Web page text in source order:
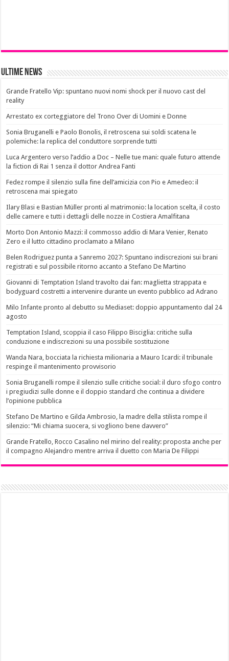
Ultime News
Grande Fratello Vip: spuntano nuovi nomi shock per il nuovo cast del
reality
Arrestato ex corteggiatore del Trono Over di Uomini e Donne
Sonia Bruganelli e Paolo Bonolis, il retroscena sui soldi scatena le
polemiche: la replica del conduttore sorprende tutti
Luca Argentero verso l’addio a Doc – Nelle tue mani: quale futuro attende
la fiction di Rai 1 senza il dottor Andrea Fanti
Fedez rompe il silenzio sulla fine dell’amicizia con Pio e Amedeo: il
retroscena mai spiegato
Ilary Blasi e Bastian Müller pronti al matrimonio: la location scelta, il costo
delle camere e tutti i dettagli delle nozze in Costiera Amalfitana
Morto Don Antonio Mazzi: il commosso addio di Mara Venier, Renato
Zero e il lutto cittadino proclamato a Milano
Belen Rodriguez punta a Sanremo 2027: Spuntano indiscrezioni sui brani
registrati e sul possibile ritorno accanto a Stefano De Martino
Giovanni di Temptation Island travolto dai fan: maglietta strappata e
bodyguard costretti a intervenire durante un evento pubblico ad Adrano
Milo Infante pronto al debutto su Mediaset: doppio appuntamento dal 24
agosto
Temptation Island, scoppia il caso Filippo Bisciglia: critiche sulla
conduzione e indiscrezioni su una possibile sostituzione
Wanda Nara, bocciata la richiesta milionaria a Mauro Icardi: il tribunale
respinge il mantenimento provvisorio
Sonia Bruganelli rompe il silenzio sulle critiche social: il duro sfogo contro
i pregiudizi sulle donne e il doppio standard che continua a dividere
l’opinione pubblica
Stefano De Martino e Gilda Ambrosio, la madre della stilista rompe il
silenzio: “Mi chiama suocera, si vogliono bene davvero”
Grande Fratello, Rocco Casalino nel mirino del reality: proposta anche per
il compagno Alejandro mentre arriva il duetto con Maria De Filippi